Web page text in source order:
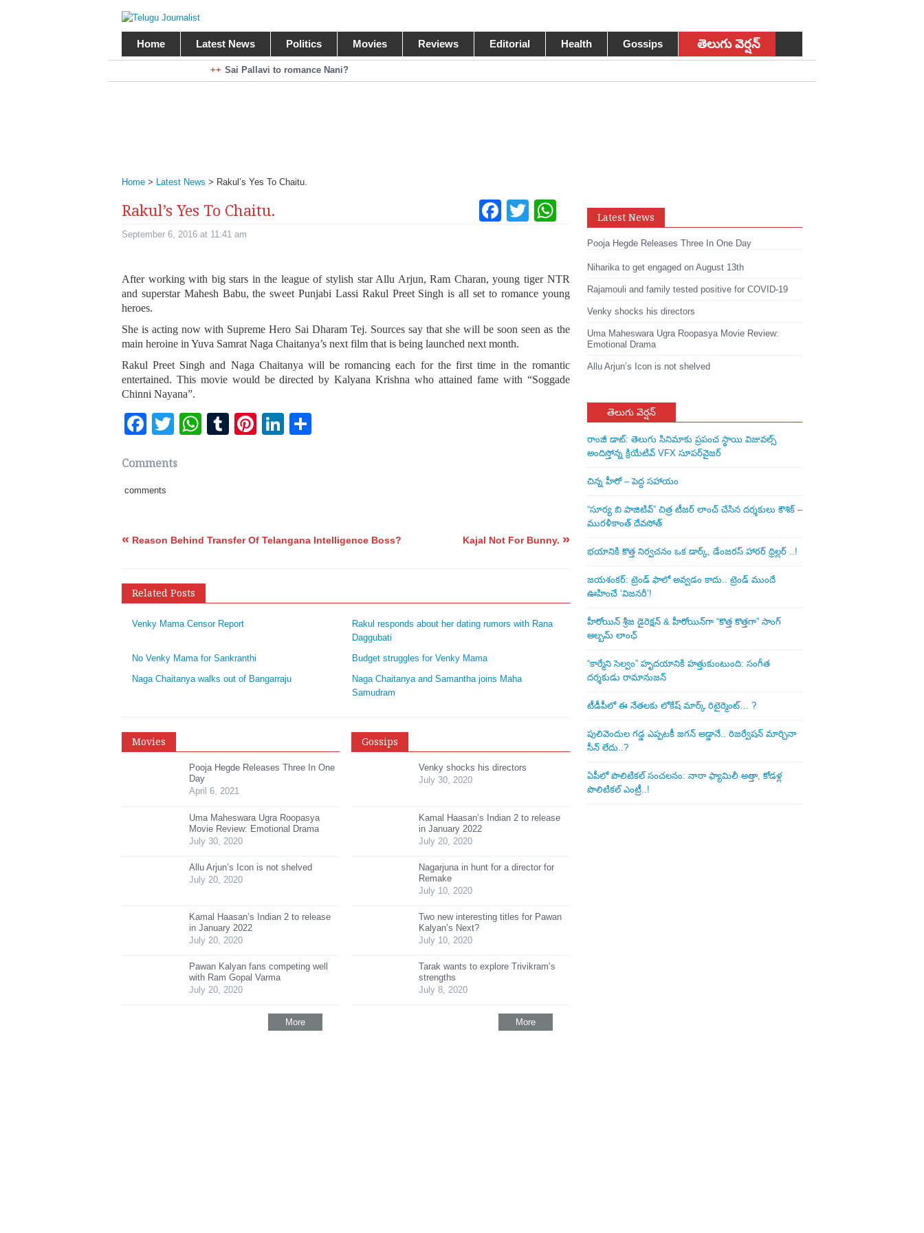
Home Latest News Politics Movies Reviews Editorial Health Gossips తెలుగు వెర్షన్
Sai Pallavi to romance Nani?
Kiara Advani to romance Pawan Kalyan
Home > Latest News > Rakul’s Yes To Chaitu.
Rakul’s Yes To Chaitu. Facebook
TwitterWhatsApp
Pinterest
LinkedIn
September 6, 2016 at 11:41 am
After working with big stars in the league of stylish star Allu Arjun, Ram Charan, young tiger NTR
and superstar Mahesh Babu, the sweet Punjabi Lassi Rakul Preet Singh is all set to romance young
heroes.
She is acting now with Supreme Hero Sai Dharam Tej. Sources say that she will be soon seen as the
main heroine in Yuva Samrat Naga Chaitanya’s next film that is being launched next month.
Rakul Preet Singh and Naga Chaitanya will be romancing each for the first time in the romantic
entertained. This movie would be directed by Kalyana Krishna who attained fame with “Soggade
Chinni Nayana”.
Facebook
Twitter
WhatsApp
Tumblr
Pinterest
LinkedIn
Comments
comments
« Reason Behind Transfer Of Telangana Intelligence Boss? Kajal Not For Bunny. »
Related Posts
Venky Mama Censor Report
Rakul responds about her dating rumors with Rana
Daggubati
No Venky Mama for Sankranthi
Budget struggles for Venky Mama
Naga Chaitanya walks out of Bangarraju
Naga Chaitanya and Samantha joins Maha
Samudram
Movies
Pooja Hegde Releases Three In One
Day
April 6, 2021
Uma Maheswara Ugra Roopasya
Movie Review: Emotional Drama
July 30, 2020
Allu Arjun’s Icon is not shelved
July 20, 2020
Kamal Haasan’s Indian 2 to release
in January 2022
July 20, 2020
Pawan Kalyan fans competing well
with Ram Gopal Varma
July 20, 2020
More
Gossips
Venky shocks his directors
July 30, 2020
Kamal Haasan’s Indian 2 to release
in January 2022
July 20, 2020
Nagarjuna in hunt for a director for
Remake
July 10, 2020
Two new interesting titles for Pawan
Kalyan’s Next?
July 10, 2020
Tarak wants to explore Trivikram’s
strengths
July 8, 2020
More
Latest News
Pooja Hegde Releases Three In One Day
Niharika to get engaged on August 13th
Rajamouli and family tested positive for COVID-19
Venky shocks his directors
Uma Maheswara Ugra Roopasya Movie Review:
Emotional Drama
Allu Arjun’s Icon is not shelved
తెలుగు వెర్షన్
రాంజీ డాట్: తెలుగు సినిమాకు ప్రపంచ స్థాయి విజువల్స్
అందిస్తోన్న క్రియేటివ్ VFX సూపర్‌వైజర్
చిన్న హీరో – పెద్ద సహాయం
“సూర్య బి పాజిటివ్” చిత్ర టీజర్ లాంచ్ చేసిన‌ దర్శకులు కౌశిక్ –
మురళీకాంత్ దేవసోత్
భయానికి కొత్త నిర్వచనం ఒక డార్క్, డేంజరస్ హారర్ థ్రిల్లర్ ..!
జయశంకర్: ట్రెండ్‌ ఫాలో అవ్వడం కాదు.. ట్రెండ్‌ ముందే
ఊహించే ‘విజనరీ’!
హీరోయిన్ శ్రీజ డైరెక్ష‌న్ & హీరోయిన్‌గా “కొత్త కొత్తగా” సాంగ్
ఆల్బమ్ లాంఛ్
“కార్మేని సెల్వం” హృదయానికి హత్తుకుంటుంది: సంగీత
దర్శకుడు రామానుజన్
టీడీపీలో ఈ నేత‌ల‌కు లోకేష్ మార్క్ రిటైర్మెంట్‌… ?
పులివెందుల గ‌డ్డ ఎప్ప‌ట‌కీ జ‌గ‌న్ అడ్డానే.. రిజ‌ర్వేష‌న్ మార్చినా
సీన్ లేదు..?
ఏపీలో పొలిటిక‌ల్ సంచ‌ల‌నం: నారా ఫ్యామిలీ అత్తా, కోడ‌ళ్ల
పొలిటికల్ ఎంట్రీ..!